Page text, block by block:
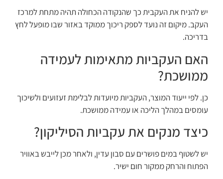
יש להניח את העקבית כך שהנקודה הכחולה תהיה מתחת למרכז
העקב. מיקום זה נועד לספק ריכוך ממוקד באזור שבו מופעל לחץ
בדריכה.
האם העקביות מתאימות לעמידה
ממושכת?
כן. לפי ייעוד המוצר, העקביות מיועדות לבלימת זעזועים ולשיכוך
עומסים במהלך הליכה או עמידה ממושכת.
כיצד מנקים את עקביות הסיליקון?
יש לשטוף במים פושרים עם סבון עדין, ולאחר מכן לייבש באוויר
הפתוח והרחק ממקור חום ישיר.